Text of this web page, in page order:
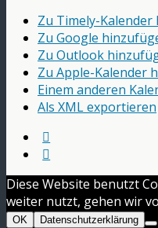
Zu Timely-
Zu Google
Zu Outlook
Zu Apple-Kalender
Einem anderen
Als XML exportieren
Diese Website benutzt
weiter nutzt, gehen wir
OK Datenschutzerklärung